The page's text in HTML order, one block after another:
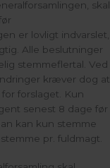
skal
er lovligt indvarslet,
Alle beslutninger
stemmeflertal. Ved
kræver dog at
forslaget. Kun
senest 8 dage før
kan kun stemme
pr. fuldmagt.